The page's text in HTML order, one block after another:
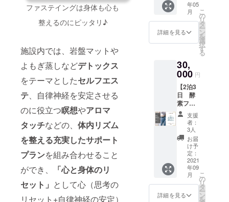
ファステイングは身体も心も
整えるのにピッタリ♪
施設内では、岩盤マットや
よもぎ蒸しなどデトックス
をテーマとしたセルフエス
テ、自律神経を安定させる
のに役立つ瞑想やアロマ
タッチなどの、 体内リズム
を整える充実したサポート
プランを組み合わせること
ができ、
「心と身体のリ
セット」 として心（思考の
リセット+自律神経の安定）
えや、
お経
の“中
身”とな
ると、
なかな
る機会
がない
のが実
情では
ないで
しょう
か？ 当
山では
法話や
講座を
通し
て、仏
教は何
を目指
し、何
を伝え
てよう
チェッ
クアウ
ト) 施設
にご利
用いた
未来チ
ケット
です。
※お一人
様分の
チケッ
トで
す。 ※
交通手
段はお
客様自
身でご
用意い
ただき
ます。
※2021
年9月
(予定)に
限：
2022年
ルオン
タイプ
のブレ
ンドオ
イル6本
キッズ
のデリ
ケート
な肌に
やさし
くタッ
チ。 バ
ランス
よく配
合され
た７つ
の心地
よい香
りが、
なりた
にス
間で心
を調え
てから
一日を
の時間
を自分
と向き
合う時
間にし
てみま
せん
か？ 当
山で
は、7時
より朝
のお勤
めをし
ていま
す。 神
仏に感
謝し、
！！
¥35000
→¥300
00で買
えちゃ
うお得
券！！
☆
ティー
ケイ
ハート
経営の
サロン
全店舗
で利用
可能 ☆
サロン
の施術
や物販
にもご
利用い
ただけ
ます。
年05
月
詳細を見る
こ
の
リ
タ
ー
ン
を
選
択
す
る
30,
000 円
【2泊3
日 酵
素ファ
スティ
ング】
○金曜ま
たは土
曜日の
チェッ
クイン
限定 ○
ファス
ティン
グカウ
支援
者：
3人
お届
け予
定：
2021
年09
月
詳細を見る
こ
の
リ
タ
ー
ン
を